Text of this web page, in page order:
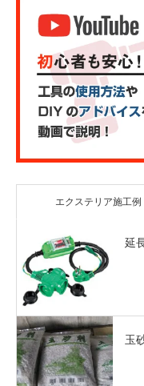
エクステリア施工例
延
玉